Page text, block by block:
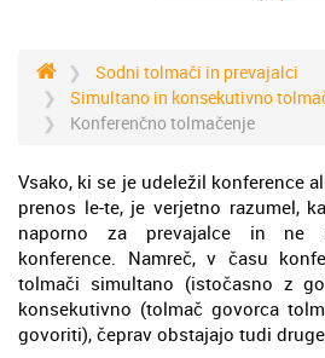
Sodni tolmači in prevajalci
Simultano in konsekutivno
Konferenčno tolmačenje
Vsako, ki se je udeležil konference
prenos le-te, je verjetno razumel,
naporno za prevajalce in ne
konference. Namreč, v času
tolmači simultano (istočasno z
konsekutivno (tolmač govorca
govoriti), čeprav obstajajo tudi